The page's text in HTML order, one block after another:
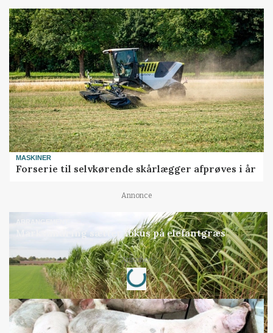
MASKINER
Forserie til selvkørende skårlægger afprøves i år
Annonce
ARRANGEMENT
Markvandring sætter fokus på elefantgræs
Annonce
Loading...